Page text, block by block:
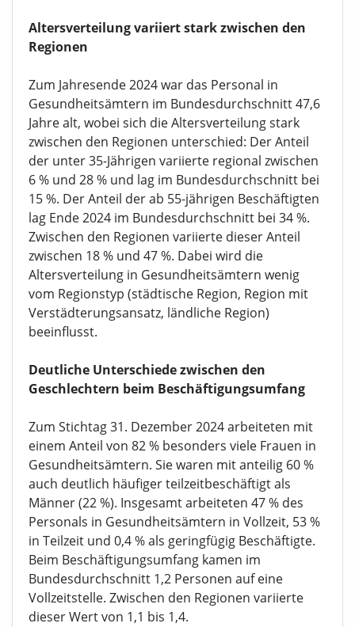
Altersverteilung variiert stark zwischen den
Regionen
Zum Jahresende 2024 war das Personal in
Gesundheitsämtern im Bundesdurchschnitt 47,6
Jahre alt, wobei sich die Altersverteilung stark
zwischen den Regionen unterschied: Der Anteil
der unter 35-Jährigen variierte regional zwischen
6 % und 28 % und lag im Bundesdurchschnitt bei
15 %. Der Anteil der ab 55-jährigen Beschäftigten
lag Ende 2024 im Bundesdurchschnitt bei 34 %.
Zwischen den Regionen variierte dieser Anteil
zwischen 18 % und 47 %. Dabei wird die
Altersverteilung in Gesundheitsämtern wenig
vom Regionstyp (städtische Region, Region mit
Verstädterungsansatz, ländliche Region)
beeinflusst.
Deutliche Unterschiede zwischen den
Geschlechtern beim Beschäftigungsumfang
Zum Stichtag 31. Dezember 2024 arbeiteten mit
einem Anteil von 82 % besonders viele Frauen in
Gesundheitsämtern. Sie waren mit anteilig 60 %
auch deutlich häufiger teilzeitbeschäftigt als
Männer (22 %). Insgesamt arbeiteten 47 % des
Personals in Gesundheitsämtern in Vollzeit, 53 %
in Teilzeit und 0,4 % als geringfügig Beschäftigte.
Beim Beschäftigungsumfang kamen im
Bundesdurchschnitt 1,2 Personen auf eine
Vollzeitstelle. Zwischen den Regionen variierte
dieser Wert von 1,1 bis 1,4.